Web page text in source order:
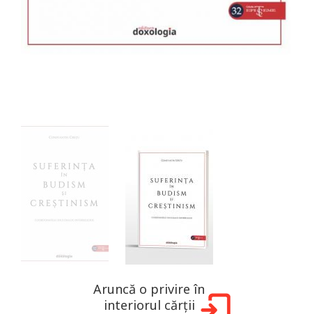
Aruncă o privire în
interiorul cărții